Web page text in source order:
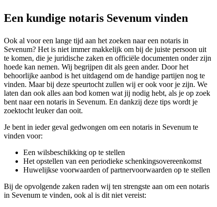
Een kundige notaris Sevenum vinden
Ook al voor een lange tijd aan het zoeken naar een notaris in
Sevenum? Het is niet immer makkelijk om bij de juiste persoon uit
te komen, die je juridische zaken en officiële documenten onder zijn
hoede kan nemen. Wij begrijpen dit als geen ander. Door het
behoorlijke aanbod is het uitdagend om de handige partijen nog te
vinden. Maar bij deze speurtocht zullen wij er ook voor je zijn. We
laten dan ook alles aan bod komen wat jij nodig hebt, als je op zoek
bent naar een notaris in Sevenum. En dankzij deze tips wordt je
zoektocht leuker dan ooit.
Je bent in ieder geval gedwongen om een notaris in Sevenum te
vinden voor:
Een wilsbeschikking op te stellen
Het opstellen van een periodieke schenkingsovereenkomst
Huwelijkse voorwaarden of partnervoorwaarden op te stellen
Bij de opvolgende zaken raden wij ten strengste aan om een notaris
in Sevenum te vinden, ook al is dit niet vereist: